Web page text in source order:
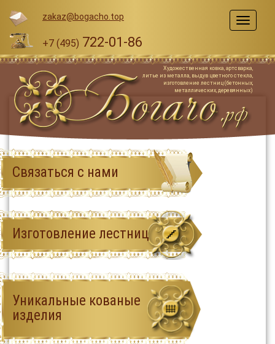
zakaz@bogacho.top
+7 (495) 722-01-86
Меню
Художественная ковка, артсварка,
литье из металла, выдув цветного стекла,
изготовление лестниц (бетонных,
металлических, деревянных)
Связаться с нами
Изготовление лестниц
Уникальные кованые
изделия